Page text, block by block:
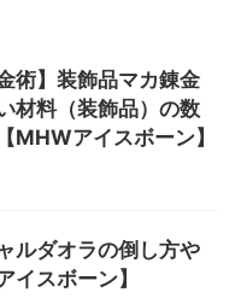
術】装飾品マカ錬金
材料（装飾品）の数
MHWアイスボーン】
ルダオラの倒し方や
イスボーン】